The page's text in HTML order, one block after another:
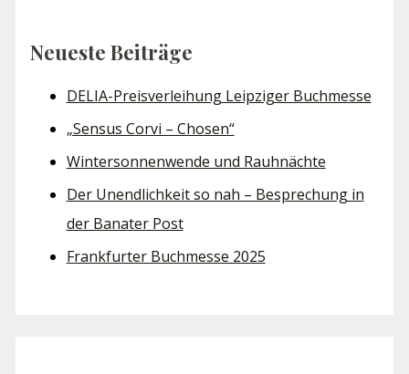
Neueste Beiträge
DELIA-Preisverleihung Leipziger Buchmesse
„Sensus Corvi – Chosen“
Wintersonnenwende und Rauhnächte
Der Unendlichkeit so nah – Besprechung in
der Banater Post
Frankfurter Buchmesse 2025